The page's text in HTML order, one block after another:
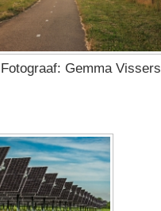
Fotograaf: Gemma Vissers